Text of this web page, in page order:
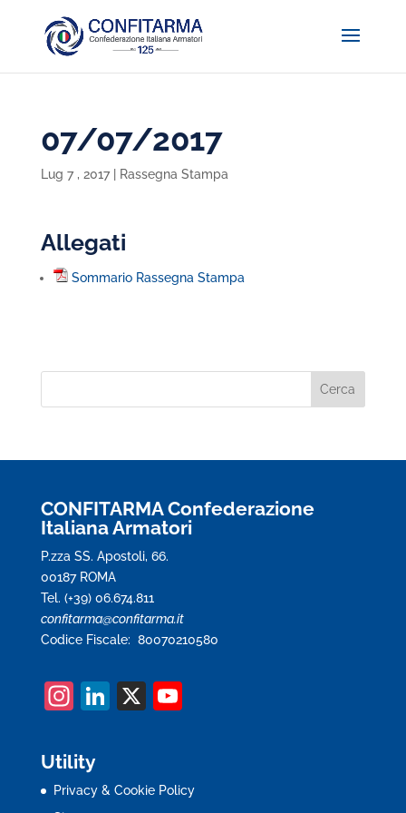
07/07/2017
Lug 7 , 2017| Rassegna Stampa
Allegati
Sommario Rassegna Stampa
CONFITARMA Confederazione
Italiana Armatori
P.zza SS. Apostoli, 66.
00187 ROMA
Tel. (+39) 06.674.811
confitarma@confitarma.it
Codice Fiscale: 80070210580
In
a
gr
Li
e
X Y
T
Utility
Privacy & Cookie Policy